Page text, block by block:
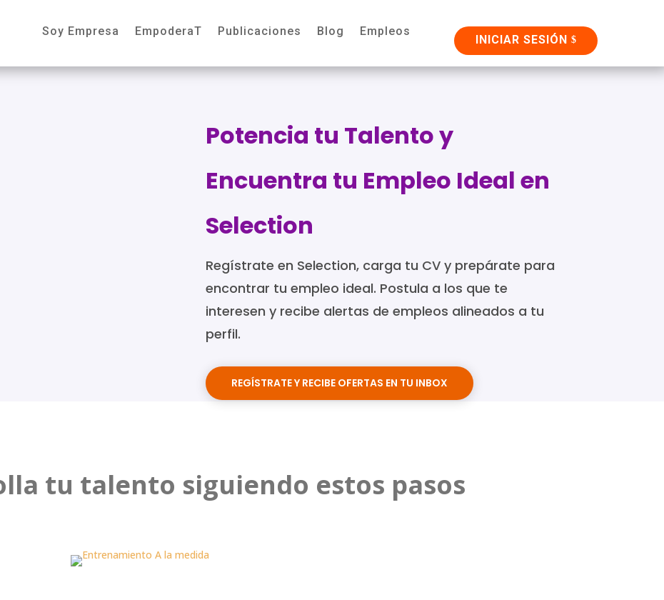
Soy Empresa EmpoderaT Publicaciones Blog Empleos
INICIAR SESIÓN
Potencia tu Talento y
Encuentra tu Empleo Ideal en
Selection
Regístrate en Selection, carga tu CV y prepárate para
encontrar tu empleo ideal. Postula a los que te
interesen y recibe alertas de empleos alineados a tu
perfil.
REGÍSTRATE Y RECIBE OFERTAS EN TU INBOX
tu talento siguiendo estos pasos